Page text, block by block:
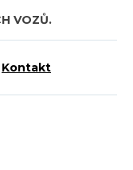
VOZŮ.
Kontakt